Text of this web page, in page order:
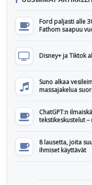
Ford paljasti alle
Fathom saapuu
Disney+ ja Tiktok
Suno alkaa
massajakelua
ChatGPT:n
tekstikeskustelut
8 lausetta, joita
ihmiset käyttävät